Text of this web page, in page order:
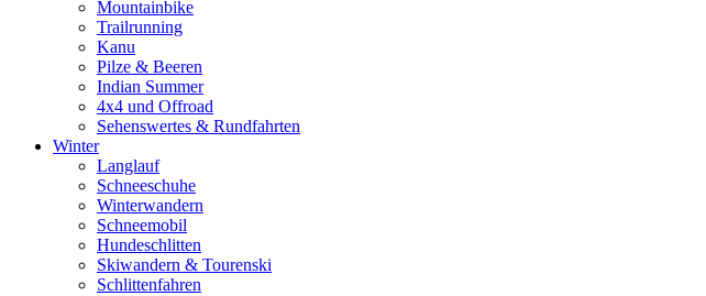
Mountainbike
Trailrunning
Kanu
Pilze & Beeren
Indian Summer
4x4 und Offroad
Sehenswertes & Rundfahrten
Winter
Langlauf
Schneeschuhe
Winterwandern
Schneemobil
Hundeschlitten
Skiwandern & Tourenski
Schlittenfahren